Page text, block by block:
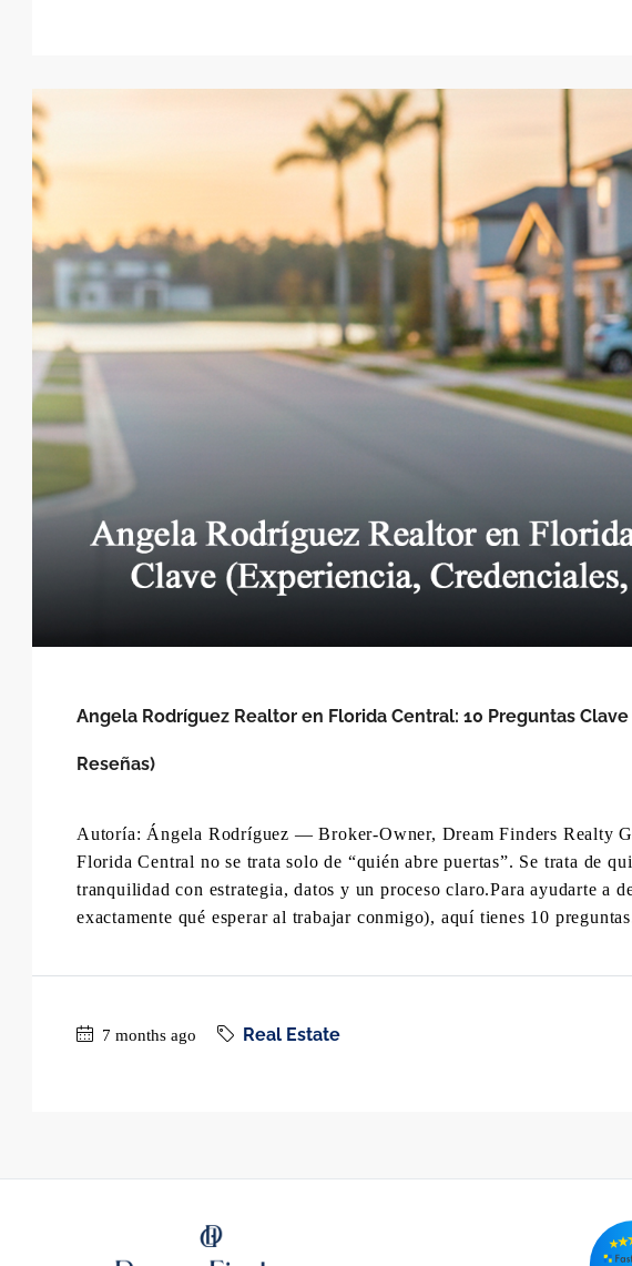
Angela Rodríguez Realtor en Florida Central: 10 Preguntas
Reseñas)
Autoría: Ángela Rodríguez — Broker-Owner, Dream Finders Realty
Florida Central no se trata solo de “quién abre puertas”. Se trata de
tranquilidad con estrategia, datos y un proceso claro.Para ayudarte a
exactamente qué esperar al trabajar conmigo), aquí tienes 10
7 months ago Real Estate